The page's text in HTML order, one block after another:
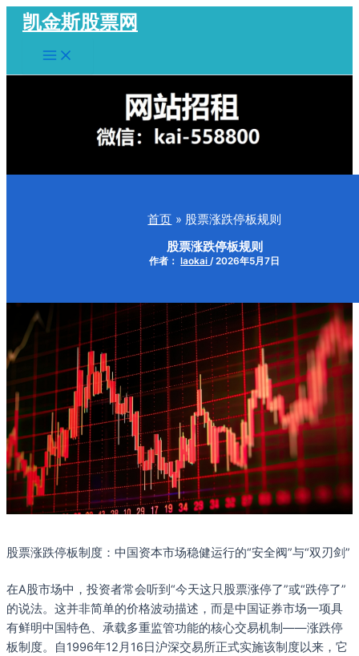
容
凯金斯股票网
Main
Menu
首页 股票涨跌停板规则
股票涨跌停板规则
作者： laokai /2026年5月7日
股票涨跌停板制度：中国资本市场稳健运行的“安全阀”与“双刃剑”
在A股市场中，投资者常会听到“今天这只股票涨停了”或“跌停了”
的说法。这并非简单的价格波动描述，而是中国证券市场一项具
有鲜明中国特色、承载多重监管功能的核心交易机制——涨跌停
板制度。自1996年12月16日沪深交易所正式实施该制度以来，它